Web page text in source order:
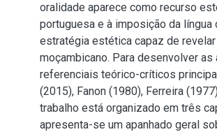
oralidade aparece como recurso
portuguesa e à imposição da
estratégia estética capaz de
moçambicano. Para desenvolver
referenciais teórico-críticos
(2015), Fanon (1980), Ferreira
trabalho está organizado em três
apresenta-se um apanhado geral